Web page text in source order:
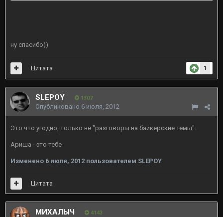
ну спасибо))
1
Цитата
SLEPOY 1307
Опубликовано 6 июля, 2012
Это что угодно, только не "разговоры на байкерские темы".
Ариша - это тебе
Изменено 6 июля, 2012 пользователем SLEPOY
Цитата
МИХАЛЫЧ 4143